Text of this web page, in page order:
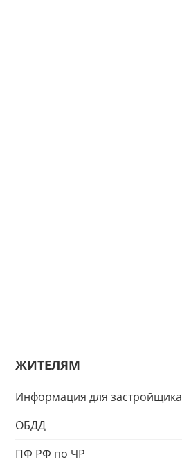
ЖИТЕЛЯМ
Информация для застройщика
ОБДД
ПФ РФ по ЧР